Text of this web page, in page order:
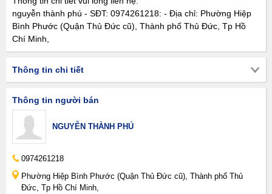
nguyễn thành phú - SĐT: 0974261218: - Địa chỉ: Phường Hiệp
Bình Phước (Quận Thủ Đức cũ), Thành phố Thủ Đức, Tp Hồ
Chí Minh,
Thông tin chi tiết
Thông tin người bán
NGUYỄN THÀNH PHÚ
0974261218
Phường Hiệp Bình Phước (Quận Thủ Đức cũ), Thành phố Thủ
Đức, Tp Hồ Chí Minh,